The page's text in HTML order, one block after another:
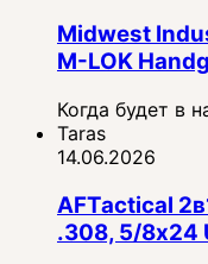
Midwest
M-LOK
Когда будет в
Taras
14.06.2026
AFTactical
.308, 5/8x24